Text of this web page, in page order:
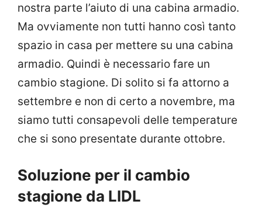
nostra parte l’aiuto di una cabina armadio.
Ma ovviamente non tutti hanno così tanto
spazio in casa per mettere su una cabina
armadio. Quindi è necessario fare un
cambio stagione. Di solito si fa attorno a
settembre e non di certo a novembre, ma
siamo tutti consapevoli delle temperature
che si sono presentate durante ottobre.
Soluzione per il cambio
stagione da LIDL